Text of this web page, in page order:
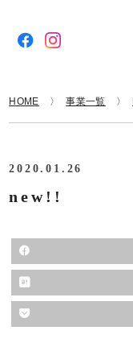
HOME 事業一覧
2020.01.26
new!!